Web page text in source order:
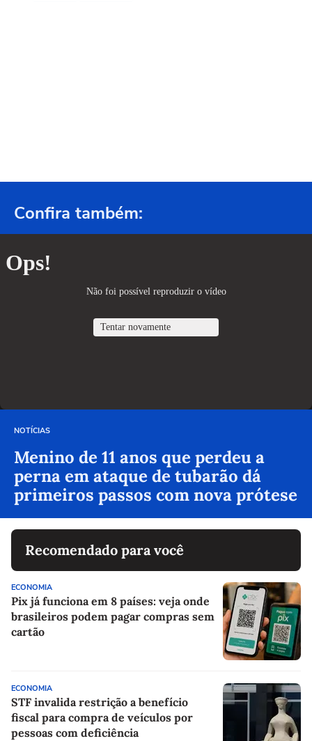
Confira também:
NOTÍCIAS
Menino de 11 anos que perdeu a
perna em ataque de tubarão dá
primeiros passos com nova prótese
Recomendado para você
ECONOMIA
Pix já funciona em 8 países: veja onde
brasileiros podem pagar compras sem
cartão
ECONOMIA
STF invalida restrição a benefício
fiscal para compra de veículos por
pessoas com deficiência